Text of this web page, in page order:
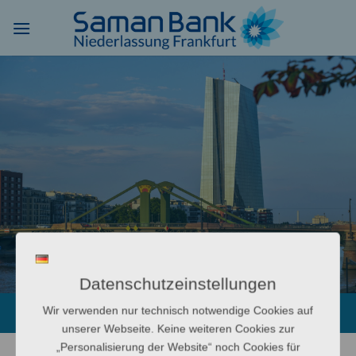
Inhalt
Datenschutzeinstellungen
Wir verwenden nur technisch notwendige Cookies auf
unserer Webseite. Keine weiteren Cookies zur
„Personalisierung der Website“ noch Cookies für